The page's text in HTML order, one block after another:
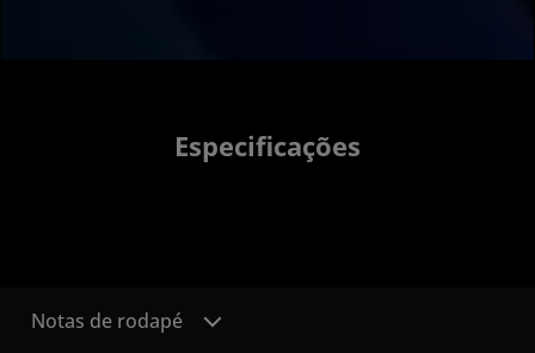
Especificações
Notas de rodapé